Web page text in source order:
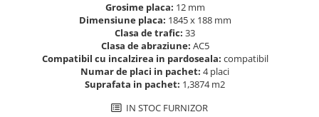
Mammut 12 mm
Robusto 12 mm
Grosime placa: 12 mm
Dimensiune placa: 1845 x 188 mm
Clasa de trafic: 33
Clasa de abraziune: AC5
Compatibil cu incalzirea in pardoseala: compatibil
Numar de placi in pachet: 4 placi
Suprafata in pachet: 1,3874 m2
IN STOC FURNIZOR